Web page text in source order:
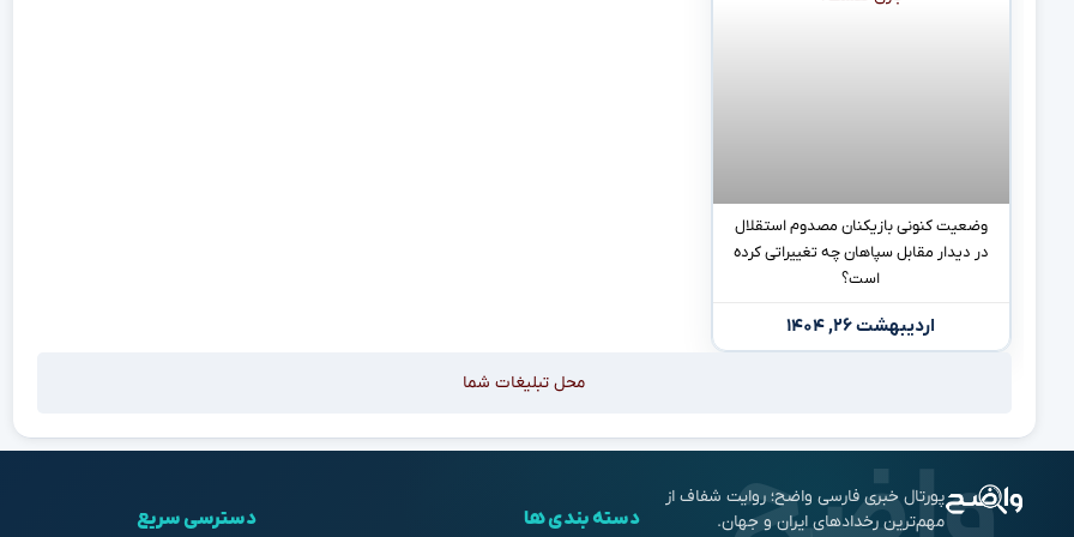
وضعیت کنونی بازیکنان مصدوم استقلال
در دیدار مقابل سپاهان چه تغییراتی کرده
است؟
اردیبهشت ۲۶, ۱۴۰۴
محل تبلیغات شما
پورتال خبری فارسی واضح؛ روایت شفاف از
مهم‌ترین رخدادهای ایران و جهان.
دسته بندی ها دسترسی سریع